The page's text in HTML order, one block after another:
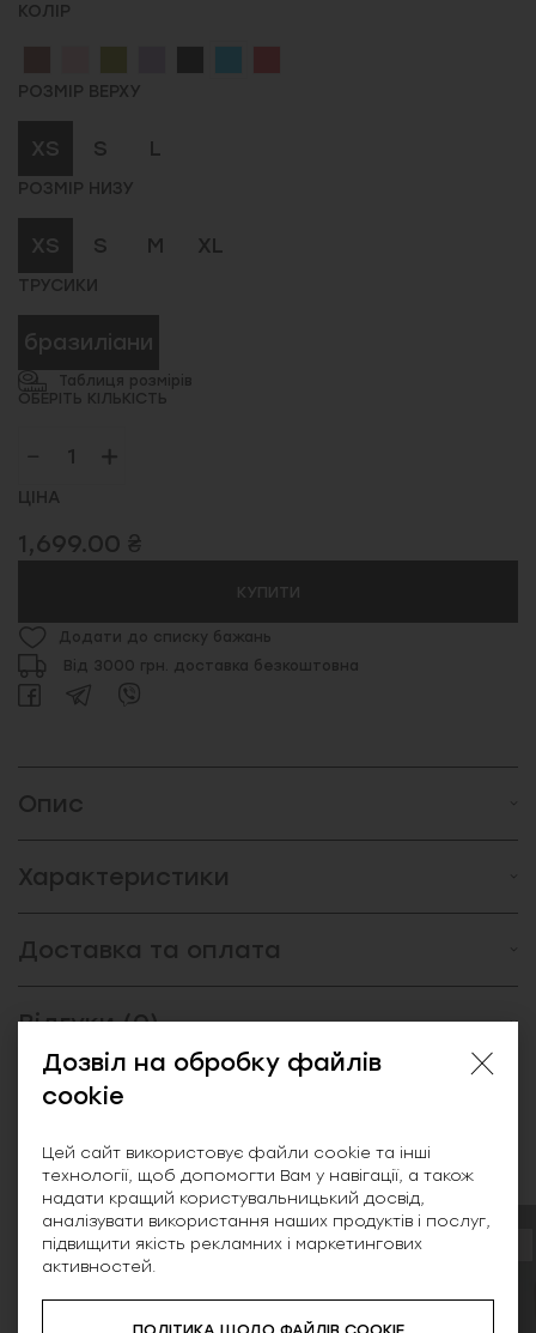
КОЛІР
РОЗМІР ВЕРХУ
XS S L
РОЗМІР НИЗУ
XS S M XL
ТРУСИКИ
бразиліани
Таблиця розмірів
ОБЕРІТЬ КІЛЬКІСТЬ
ЦІНА
1,699.00 ₴
КУПИТИ
Додати до списку бажань
Від 3000 грн. доставка безкоштовна
Опис
Характеристики
Доставка та оплата
Відгуки (0)
Схожі товари
Дозвіл на обробку файлів
cookie
Цей сайт використовує файли cookie та інші
технології, щоб допомогти Вам у навігації, а також
надати кращий користувальницький досвід,
аналізувати використання наших продуктів і послуг,
підвищити якість рекламних і маркетингових
активностей.